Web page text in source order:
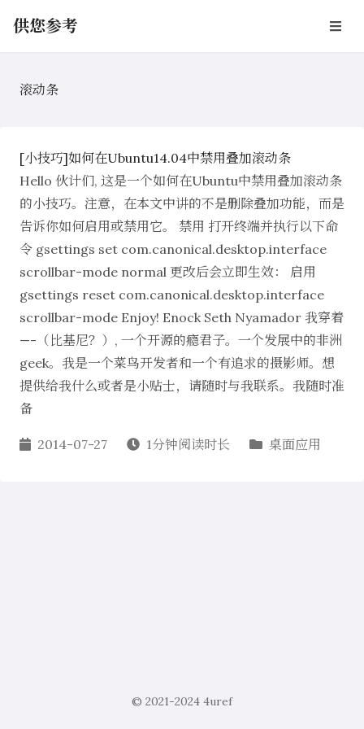
供您参考
滚动条
[小技巧]如何在Ubuntu14.04中禁用叠加滚动条
Hello 伙计们, 这是一个如何在Ubuntu中禁用叠加滚动条
的小技巧。注意，在本文中讲的不是删除叠加功能，而是
告诉你如何启用或禁用它。 禁用 打开终端并执行以下命
令 gsettings set com.canonical.desktop.interface
scrollbar-mode normal 更改后会立即生效： 启用
gsettings reset com.canonical.desktop.interface
scrollbar-mode Enjoy! Enock Seth Nyamador 我穿着
—-（比基尼？）, 一个开源的瘾君子。一个发展中的非洲
geek。我是一个菜鸟开发者和一个有追求的摄影师。想
提供给我什么或者是小贴士，请随时与我联系。我随时准
备
2014-07-27 1分钟阅读时长 桌面应用
© 2021-2024 4uref